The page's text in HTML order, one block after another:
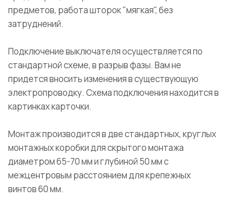
предметов, работа шторок "мягкая", без
затруднений.
Подключение выключателя осуществляется по
стандартной схеме, в разрыв фазы. Вам не
придется вносить изменения в существующую
электропроводку. Схема подключения находится в
картинках карточки.
Монтаж производится в две стандартных, круглых
монтажных коробки для скрытого монтажа
диаметром 65-70 мм и глубиной 50 мм с
межцентровым расстоянием для крепежных
винтов 60 мм.